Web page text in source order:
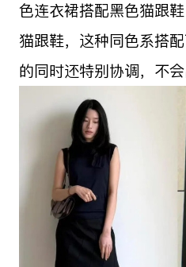
色连衣裙搭配黑色猫跟
猫跟鞋，这种同色系搭
的同时还特别协调，不会